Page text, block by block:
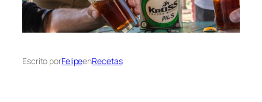
Escrito porFelipeenRecetas